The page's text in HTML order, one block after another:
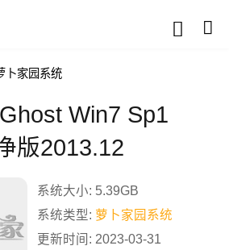
卜家园系统
Win7 Sp1
版2013.12
系统大小: 5.39GB
系统类型: 萝卜家园系统
更新时间: 2023-03-31